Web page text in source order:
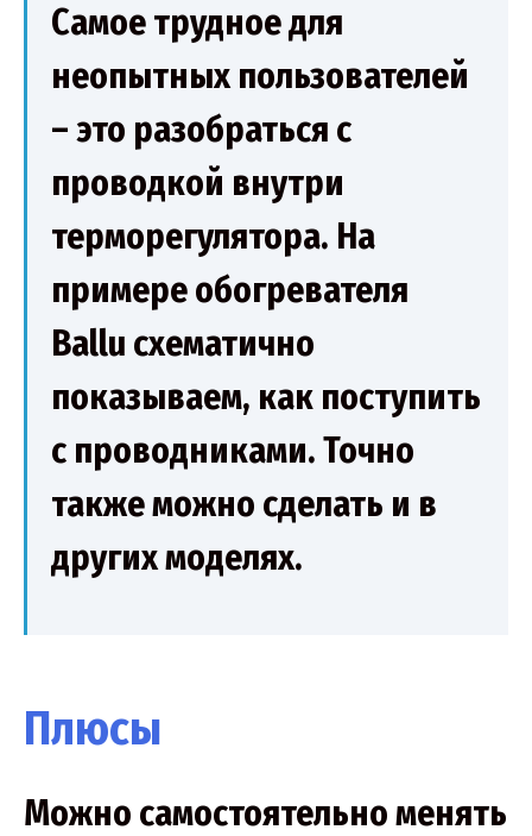
Самое трудное для
неопытных пользователей
– это разобраться с
проводкой внутри
терморегулятора. На
примере обогревателя
Ballu схематично
показываем, как поступить
с проводниками. Точно
также можно сделать и в
других моделях.
Плюсы
Можно самостоятельно менять